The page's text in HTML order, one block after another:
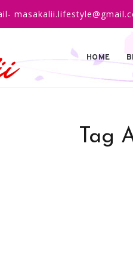
HOME
Tag